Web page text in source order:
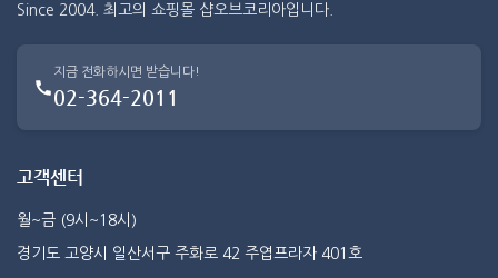
Since 2004. 최고의 쇼핑몰 샵오브코리아입니다.
지금 전화하시면 받습니다!
02-364-2011
고객센터
월~금 (9시~18시)
경기도 고양시 일산서구 주화로 42 주엽프라자 401호